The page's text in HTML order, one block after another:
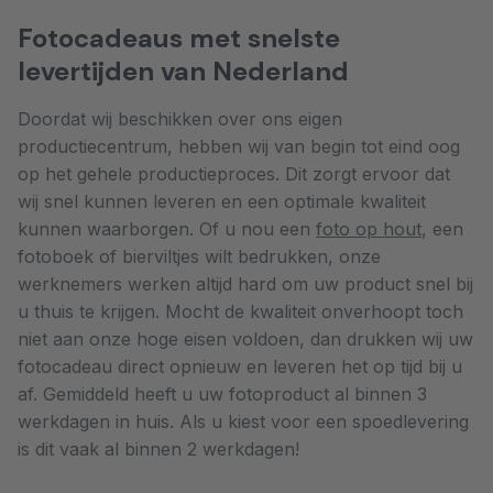
Fotocadeaus met snelste
levertijden van Nederland
Doordat wij beschikken over ons eigen
productiecentrum, hebben wij van begin tot eind oog
op het gehele productieproces. Dit zorgt ervoor dat
wij snel kunnen leveren en een optimale kwaliteit
kunnen waarborgen. Of u nou een foto op hout, een
fotoboek of bierviltjes wilt bedrukken, onze
werknemers werken altijd hard om uw product snel bij
u thuis te krijgen. Mocht de kwaliteit onverhoopt toch
niet aan onze hoge eisen voldoen, dan drukken wij uw
fotocadeau direct opnieuw en leveren het op tijd bij u
af. Gemiddeld heeft u uw fotoproduct al binnen 3
werkdagen in huis. Als u kiest voor een spoedlevering
is dit vaak al binnen 2 werkdagen!